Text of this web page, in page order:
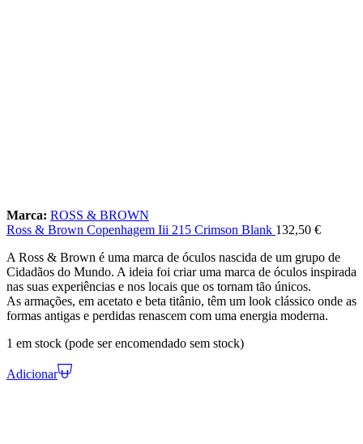
Marca: ROSS & BROWN
Ross & Brown Copenhagem Iii 215 Crimson Blank 132,50 €
A Ross & Brown é uma marca de óculos nascida de um grupo de
Cidadãos do Mundo. A ideia foi criar uma marca de óculos inspirada
nas suas experiências e nos locais que os tornam tão únicos.
As armações, em acetato e beta titânio, têm um look clássico onde as
formas antigas e perdidas renascem com uma energia moderna.
1 em stock (pode ser encomendado sem stock)
Adicionar